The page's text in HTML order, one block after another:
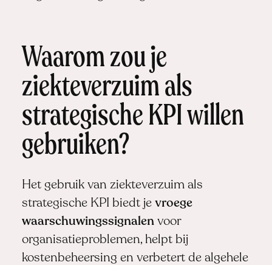
Waarom zou je
ziekteverzuim als
strategische KPI willen
gebruiken?
Het gebruik van ziekteverzuim als
strategische KPI biedt je vroege
waarschuwingssignalenvoor
organisatieproblemen, helpt bij
kostenbeheersing en verbetert de algehele